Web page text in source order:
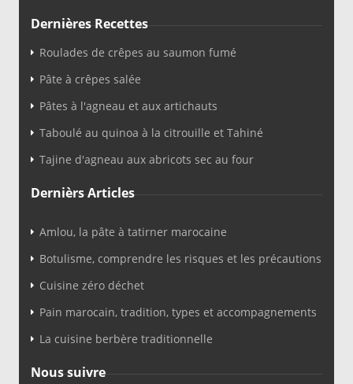
Dernières Recettes
Roulades de crêpes au saumon fumé
Pâte à crêpes salée
Pâtes à l'agneau et aux artichauts
Taboulé au quinoa à la citrouille et Tahiné
Tajine d'agneau aux abricots sec au four
Dernièrs Articles
Amlou, la pâte à tatirner marocaine
Botulisme, comprendre les risques et les précautions
Cuisine zéro déchet
Pain marocain, tradition, types et accompagnements
La cuisine berbère traditionnelle
Nous suivre